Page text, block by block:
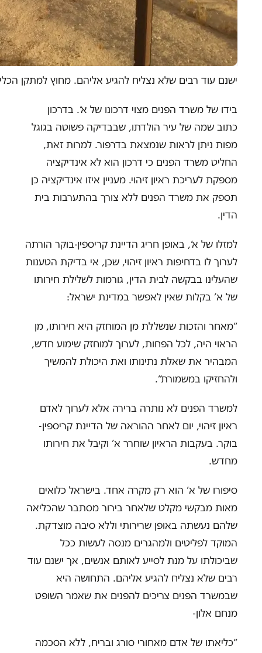
ישנם עוד רבים שלא נצליח להגיע אליהם. מחוץ למתקן
בידו של משרד הפנים מצוי דרכונו של א’. בדרכון
כתוב שמה של עיר הולדתו, שבבדיקה פשוטה בגוגל
מפות ניתן לראות שנמצאת בדרפור. למרות זאת,
החליט משרד הפנים כי דרכון הוא לא אינדיקציה
מספקת לעריכת ראיון זיהוי. מעניין איזו אינדיקציה כן
תספק את משרד הפנים ללא צורך בהתערבות בית
הדין.
למזלו של א’, באופן חריג הדיינת קריספין-בוקר הורתה
לערוך לו בדחיפות ראיון זיהוי, שכן, אי בדיקת הטענות
שהעלינו בבקשה לבית הדין, גורמות לשלילת חירותו
של א’ בקלות שאין לאפשר במדינת ישראל:
“מאחר והזכות שנשללת מן המוחזק היא חירותו, מן
הראוי היה, לכל הפחות, לערוך למוחזק שימוע חדש,
המבהיר את שאלת נתינותו ואת היכולת להמשיך
ולהחזיקו במשמורת“.
למשרד הפנים לא נותרה ברירה אלא לערוך לאדם
ראיון זיהוי, יום לאחר ההוראה של הדיינת קריספין-
בוקר. בעקבות הראיון שוחרר א’ וקיבל את חירותו
מחדש.
סיפורו של א’ הוא רק מקרה אחד. בישראל כלואים
מאות מבקשי מקלט שלאחר בירור מסתבר שהכליאה
שלהם נעשתה באופן שרירותי וללא סיבה מוצדקת.
המוקד לפליטים ולמהגרים מנסה לעשות ככל
שביכולתו על מנת לסייע לאותם אנשים, אך ישנם עוד
רבים שלא נצליח להגיע אליהם. התחושה היא
שבמשרד הפנים צריכים להפנים את שאמר השופט
מנחם אלון-
“כליאתו של אדם מאחורי סורג ובריח, ללא הסכמה